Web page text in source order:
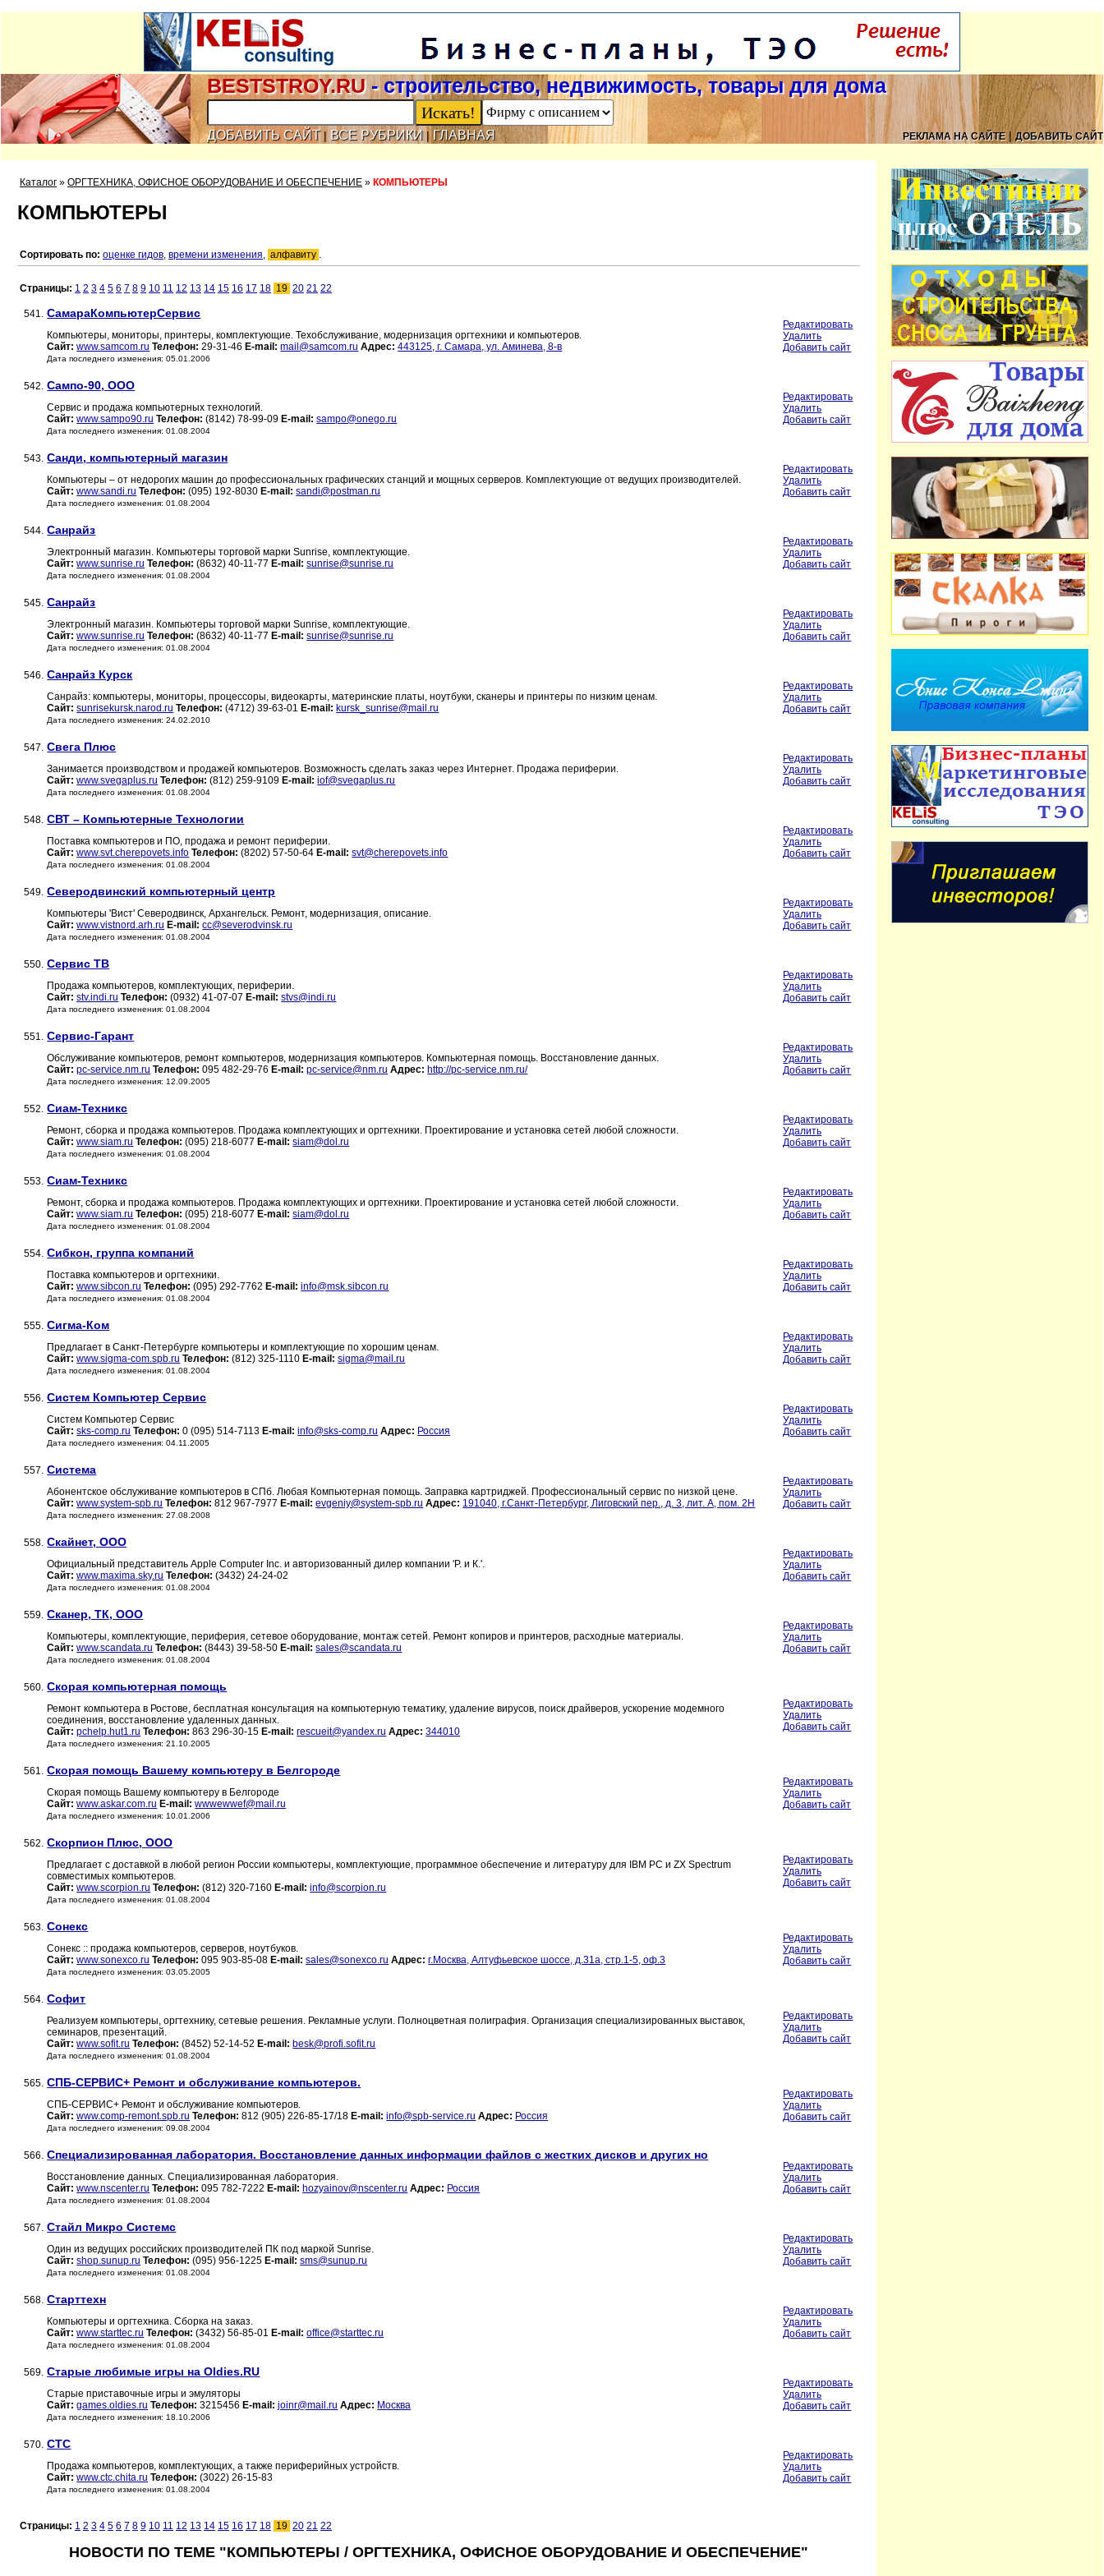
BESTSTROY.RU - строительство, недвижимость, товары для дома
ДОБАВИТЬ САЙТ| ВСЕ РУБРИКИ | ГЛАВНАЯ РЕКЛАМА НА САЙТЕ|ДОБАВИТЬ САЙТ
Каталог » ОРГТЕХНИКА, ОФИСНОЕ ОБОРУДОВАНИЕ И ОБЕСПЕЧЕНИЕ » КОМПЬЮТЕРЫ
КОМПЬЮТЕРЫ
Сортировать по: оценке гидов, времени изменения, алфавиту .
Страницы: 1 2 3 4 5 6 7 8 9 10 11 12 13 14 15 16 17 18 19 20 21 22
541. СамараКомпьютерСервис
Компьютеры, мониторы, принтеры, комплектующие. Техобслуживание, модернизация оргтехники и компьютеров.
Сайт: www.samcom.ru Телефон: 29-31-46 E-mail: mail@samcom.ru Адрес: 443125, г. Самара, ул. Аминева, 8-в
Дата последнего изменения: 05.01.2006
Редактировать
Удалить
Добавить сайт
542. Сампо-90, ООО
Сервис и продажа компьютерных технологий.
Сайт: www.sampo90.ru Телефон: (8142) 78-99-09 E-mail: sampo@onego.ru
Дата последнего изменения: 01.08.2004
Редактировать
Удалить
Добавить сайт
543. Санди, компьютерный магазин
Компьютеры – от недорогих машин до профессиональных графических станций и мощных серверов. Комплектующие от ведущих производителей.
Сайт: www.sandi.ru Телефон: (095) 192-8030 E-mail: sandi@postman.ru
Дата последнего изменения: 01.08.2004
Редактировать
Удалить
Добавить сайт
544. Санрайз
Электронный магазин. Компьютеры торговой марки Sunrise, комплектующие.
Сайт: www.sunrise.ru Телефон: (8632) 40-11-77 E-mail: sunrise@sunrise.ru
Дата последнего изменения: 01.08.2004
Редактировать
Удалить
Добавить сайт
545. Санрайз
Электронный магазин. Компьютеры торговой марки Sunrise, комплектующие.
Сайт: www.sunrise.ru Телефон: (8632) 40-11-77 E-mail: sunrise@sunrise.ru
Дата последнего изменения: 01.08.2004
Редактировать
Удалить
Добавить сайт
546. Санрайз Курск
Санрайз: компьютеры, мониторы, процессоры, видеокарты, материнские платы, ноутбуки, сканеры и принтеры по низким ценам.
Сайт: sunrisekursk.narod.ru Телефон: (4712) 39-63-01 E-mail: kursk_sunrise@mail.ru
Дата последнего изменения: 24.02.2010
Редактировать
Удалить
Добавить сайт
547. Свега Плюс
Занимается производством и продажей компьютеров. Возможность сделать заказ через Интернет. Продажа периферии.
Сайт: www.svegaplus.ru Телефон: (812) 259-9109 E-mail: iof@svegaplus.ru
Дата последнего изменения: 01.08.2004
Редактировать
Удалить
Добавить сайт
548. СВТ – Компьютерные Технологии
Поставка компьютеров и ПО, продажа и ремонт периферии.
Сайт: www.svt.cherepovets.info Телефон: (8202) 57-50-64 E-mail: svt@cherepovets.info
Дата последнего изменения: 01.08.2004
Редактировать
Удалить
Добавить сайт
549. Северодвинский компьютерный центр
Компьютеры 'Вист' Северодвинск, Архангельск. Ремонт, модернизация, описание.
Сайт: www.vistnord.arh.ru E-mail: cc@severodvinsk.ru
Дата последнего изменения: 01.08.2004
Редактировать
Удалить
Добавить сайт
550. Сервис ТВ
Продажа компьютеров, комплектующих, периферии.
Сайт: stv.indi.ru Телефон: (0932) 41-07-07 E-mail: stvs@indi.ru
Дата последнего изменения: 01.08.2004
Редактировать
Удалить
Добавить сайт
551. Сервис-Гарант
Обслуживание компьютеров, ремонт компьютеров, модернизация компьютеров. Компьютерная помощь. Восстановление данных.
Сайт: pc-service.nm.ru Телефон: 095 482-29-76 E-mail: pc-service@nm.ru Адрес: http://pc-service.nm.ru/
Дата последнего изменения: 12.09.2005
Редактировать
Удалить
Добавить сайт
552. Сиам-Техникс
Ремонт, сборка и продажа компьютеров. Продажа комплектующих и оргтехники. Проектирование и установка сетей любой сложности.
Сайт: www.siam.ru Телефон: (095) 218-6077 E-mail: siam@dol.ru
Дата последнего изменения: 01.08.2004
Редактировать
Удалить
Добавить сайт
553. Сиам-Техникс
Ремонт, сборка и продажа компьютеров. Продажа комплектующих и оргтехники. Проектирование и установка сетей любой сложности.
Сайт: www.siam.ru Телефон: (095) 218-6077 E-mail: siam@dol.ru
Дата последнего изменения: 01.08.2004
Редактировать
Удалить
Добавить сайт
554. Сибкон, группа компаний
Поставка компьютеров и оргтехники.
Сайт: www.sibcon.ru Телефон: (095) 292-7762 E-mail: info@msk.sibcon.ru
Дата последнего изменения: 01.08.2004
Редактировать
Удалить
Добавить сайт
555. Сигма-Ком
Предлагает в Санкт-Петербурге компьютеры и комплектующие по хорошим ценам.
Сайт: www.sigma-com.spb.ru Телефон: (812) 325-1110 E-mail: sigma@mail.ru
Дата последнего изменения: 01.08.2004
Редактировать
Удалить
Добавить сайт
556. Систем Компьютер Сервис
Систем Компьютер Сервис
Сайт: sks-comp.ru Телефон: 0 (095) 514-7113 E-mail: info@sks-comp.ru Адрес: Россия
Дата последнего изменения: 04.11.2005
Редактировать
Удалить
Добавить сайт
557. Система
Абонентское обслуживание компьютеров в СПб. Любая Компьютерная помощь. Заправка картриджей. Профессиональный сервис по низкой цене.
Сайт: www.system-spb.ru Телефон: 812 967-7977 E-mail: evgeniy@system-spb.ru Адрес: 191040, г.Санкт-Петербург, Лиговский пер., д. 3, лит. А, пом. 2Н
Дата последнего изменения: 27.08.2008
Редактировать
Удалить
Добавить сайт
558. Скайнет, ООО
Официальный представитель Apple Computer Inc. и авторизованный дилер компании 'Р. и К.'.
Сайт: www.maxima.sky.ru Телефон: (3432) 24-24-02
Дата последнего изменения: 01.08.2004
Редактировать
Удалить
Добавить сайт
559. Сканер, ТК, ООО
Компьютеры, комплектующие, периферия, сетевое оборудование, монтаж сетей. Ремонт копиров и принтеров, расходные материалы.
Сайт: www.scandata.ru Телефон: (8443) 39-58-50 E-mail: sales@scandata.ru
Дата последнего изменения: 01.08.2004
Редактировать
Удалить
Добавить сайт
560. Скорая компьютерная помощь
Ремонт компьютера в Ростове, бесплатная консультация на компьютерную тематику, удаление вирусов, поиск драйверов, ускорение модемного
соединения, восстановление удаленных данных.
Сайт: pchelp.hut1.ru Телефон: 863 296-30-15 E-mail: rescueit@yandex.ru Адрес: 344010
Дата последнего изменения: 21.10.2005
Редактировать
Удалить
Добавить сайт
561. Скорая помощь Вашему компьютеру в Белгороде
Скорая помощь Вашему компьютеру в Белгороде
Сайт: www.askar.com.ru E-mail: wwwewwef@mail.ru
Дата последнего изменения: 10.01.2006
Редактировать
Удалить
Добавить сайт
562. Скорпион Плюс, ООО
Предлагает с доставкой в любой регион России компьютеры, комплектующие, программное обеспечение и литературу для IBM PC и ZX Spectrum
совместимых компьютеров.
Сайт: www.scorpion.ru Телефон: (812) 320-7160 E-mail: info@scorpion.ru
Дата последнего изменения: 01.08.2004
Редактировать
Удалить
Добавить сайт
563. Сонекс
Сонекс :: продажа компьютеров, серверов, ноутбуков.
Сайт: www.sonexco.ru Телефон: 095 903-85-08 E-mail: sales@sonexco.ru Адрес: г.Москва, Алтуфьевское шоссе, д.31а, стр.1-5, оф.3
Дата последнего изменения: 03.05.2005
Редактировать
Удалить
Добавить сайт
564. Софит
Реализуем компьютеры, оргтехнику, сетевые решения. Рекламные услуги. Полноцветная полиграфия. Организация специализированных выставок,
семинаров, презентаций.
Сайт: www.sofit.ru Телефон: (8452) 52-14-52 E-mail: besk@profi.sofit.ru
Дата последнего изменения: 01.08.2004
Редактировать
Удалить
Добавить сайт
565. СПБ-СЕРВИС+ Ремонт и обслуживание компьютеров.
СПБ-СЕРВИС+ Ремонт и обслуживание компьютеров.
Сайт: www.comp-remont.spb.ru Телефон: 812 (905) 226-85-17/18 E-mail: info@spb-service.ru Адрес: Россия
Дата последнего изменения: 09.08.2004
Редактировать
Удалить
Добавить сайт
566. Специализированная лаборатория. Восстановление данных информации файлов с жестких дисков и других но
Восстановление данных. Специализированная лаборатория.
Сайт: www.nscenter.ru Телефон: 095 782-7222 E-mail: hozyainov@nscenter.ru Адрес: Россия
Дата последнего изменения: 01.08.2004
Редактировать
Удалить
Добавить сайт
567. Стайл Микро Системс
Один из ведущих российских производителей ПК под маркой Sunrise.
Сайт: shop.sunup.ru Телефон: (095) 956-1225 E-mail: sms@sunup.ru
Дата последнего изменения: 01.08.2004
Редактировать
Удалить
Добавить сайт
568. Старттехн
Компьютеры и оргтехника. Сборка на заказ.
Сайт: www.starttec.ru Телефон: (3432) 56-85-01 E-mail: office@starttec.ru
Дата последнего изменения: 01.08.2004
Редактировать
Удалить
Добавить сайт
569. Старые любимые игры на Oldies.RU
Старые приставочные игры и эмуляторы
Сайт: games.oldies.ru Телефон: 3215456 E-mail: joinr@mail.ru Адрес: Москва
Дата последнего изменения: 18.10.2006
Редактировать
Удалить
Добавить сайт
570. СТС
Продажа компьютеров, комплектующих, а также периферийных устройств.
Сайт: www.ctc.chita.ru Телефон: (3022) 26-15-83
Дата последнего изменения: 01.08.2004
Редактировать
Удалить
Добавить сайт
Страницы: 1 2 3 4 5 6 7 8 9 10 11 12 13 14 15 16 17 18 19 20 21 22
НОВОСТИ ПО ТЕМЕ "КОМПЬЮТЕРЫ / ОРГТЕХНИКА, ОФИСНОЕ ОБОРУДОВАНИЕ И ОБЕСПЕЧЕНИЕ"